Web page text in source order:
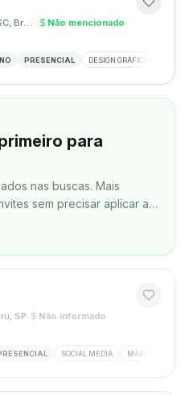
Palhoça, SC, Brasil · Não mencionado·
PRESENCIAL DESIGN GRÁFICO
para
nas buscas. Mais
sem precisar aplicar a
SP Não informado
SOCIAL MEDIA MARKETING